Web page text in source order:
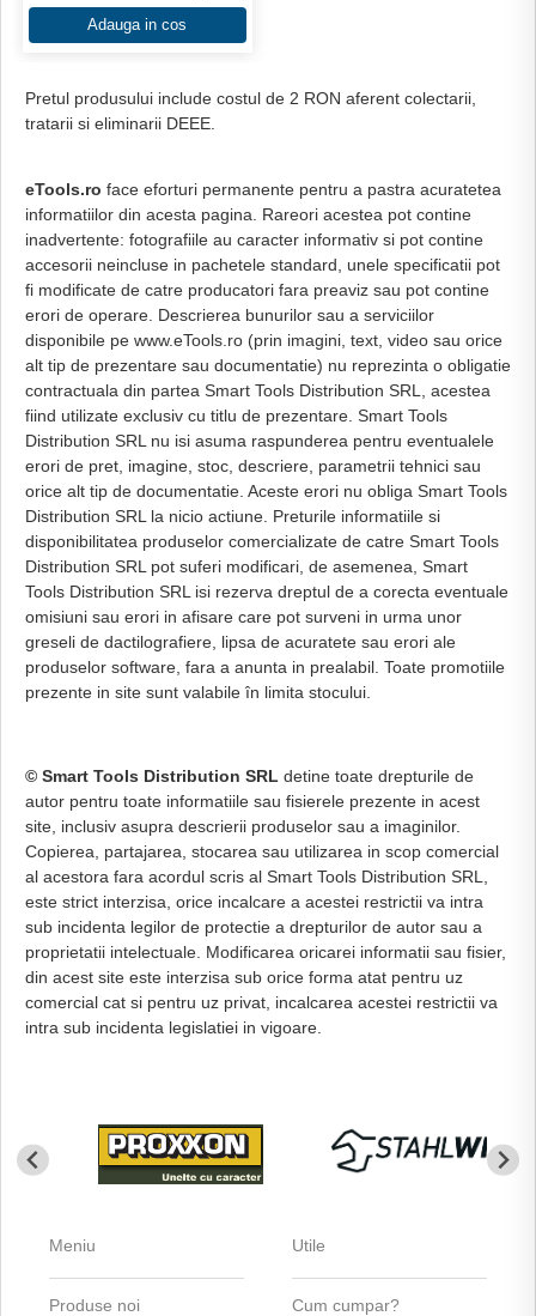
Adauga in cos
Pretul produsului include costul de 2 RON aferent colectarii,
tratarii si eliminarii DEEE.
eTools.ro face eforturi permanente pentru a pastra acuratetea
informatiilor din acesta pagina. Rareori acestea pot contine
inadvertente: fotografiile au caracter informativ si pot contine
accesorii neincluse in pachetele standard, unele specificatii pot
fi modificate de catre producatori fara preaviz sau pot contine
erori de operare. Descrierea bunurilor sau a serviciilor
disponibile pe www.eTools.ro (prin imagini, text, video sau orice
alt tip de prezentare sau documentatie) nu reprezinta o obligatie
contractuala din partea Smart Tools Distribution SRL, acestea
fiind utilizate exclusiv cu titlu de prezentare. Smart Tools
Distribution SRL nu isi asuma raspunderea pentru eventualele
erori de pret, imagine, stoc, descriere, parametrii tehnici sau
orice alt tip de documentatie. Aceste erori nu obliga Smart Tools
Distribution SRL la nicio actiune. Preturile informatiile si
disponibilitatea produselor comercializate de catre Smart Tools
Distribution SRL pot suferi modificari, de asemenea, Smart
Tools Distribution SRL isi rezerva dreptul de a corecta eventuale
omisiuni sau erori in afisare care pot surveni in urma unor
greseli de dactilografiere, lipsa de acuratete sau erori ale
produselor software, fara a anunta in prealabil. Toate promotiile
prezente in site sunt valabile în limita stocului.
© Smart Tools Distribution SRL detine toate drepturile de
autor pentru toate informatiile sau fisierele prezente in acest
site, inclusiv asupra descrierii produselor sau a imaginilor.
Copierea, partajarea, stocarea sau utilizarea in scop comercial
al acestora fara acordul scris al Smart Tools Distribution SRL,
este strict interzisa, orice incalcare a acestei restrictii va intra
sub incidenta legilor de protectie a drepturilor de autor sau a
proprietatii intelectuale. Modificarea oricarei informatii sau fisier,
din acest site este interzisa sub orice forma atat pentru uz
comercial cat si pentru uz privat, incalcarea acestei restrictii va
intra sub incidenta legislatiei in vigoare.
Meniu
Produse noi
Utile
Cum cumpar?